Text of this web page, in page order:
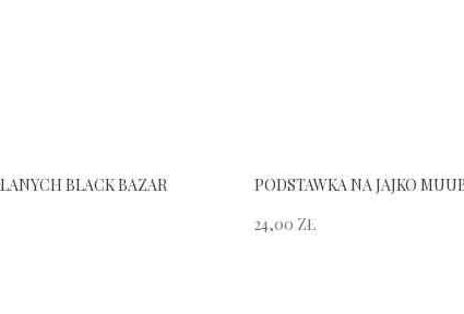
BLACK BAZAR
PODSTAWKA NA JAJKO
24,00 ZŁ